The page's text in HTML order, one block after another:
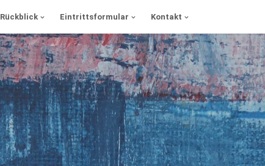
Rückblick Eintrittsformular Kontakt